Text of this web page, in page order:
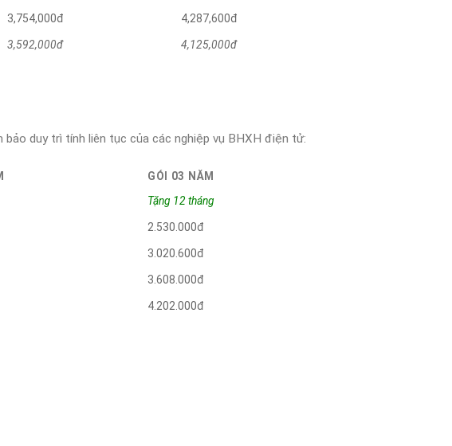
3,754,000đ 4,287,600đ
3,592,000đ 4,125,000đ
duy trì tính liên tục của các nghiệp vụ BHXH điện tử:
GÓI 03 NĂM
Tặng 12 tháng
2.530.000đ
3.020.600đ
3.608.000đ
4.202.000đ